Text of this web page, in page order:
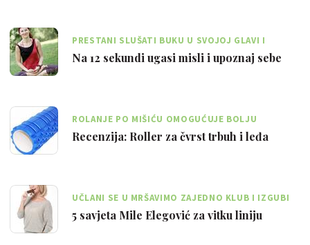
PRESTANI SLUŠATI BUKU U SVOJOJ GLAVI I
OSJETI SEBE U TRENUTKU
Na 12 sekundi ugasi misli i upoznaj sebe
ROLANJE PO MIŠIĆU OMOGUĆUJE BOLJU
CIRKULACIJU I SMANJENJE CELULITA
Recenzija: Roller za čvrst trbuh i leđa
UČLANI SE U MRŠAVIMO ZAJEDNO KLUB I IZGUBI
KILOGRAME S MILOM!
5 savjeta Mile Elegović za vitku liniju